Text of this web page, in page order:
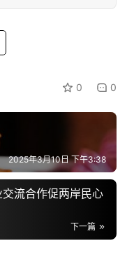
0 0
2025年3月10日 下午3:38
流合作促两岸民心
下一篇